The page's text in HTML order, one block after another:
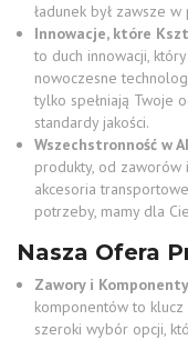
ładunek był zawsze
Innowacje, które
to duch innowacji,
nowoczesne
tylko spełniają Twoje
standardy jakości.
Wszechstronność w
produkty, od
akcesoria
potrzeby, mamy dla
Nasza Ofera
Zawory i
komponentów to
szeroki wybór opcji,